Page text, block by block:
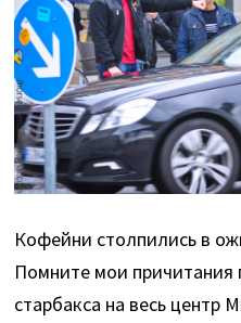
Кофейни столпились в
Помните мои причитания
старбакса на весь центр